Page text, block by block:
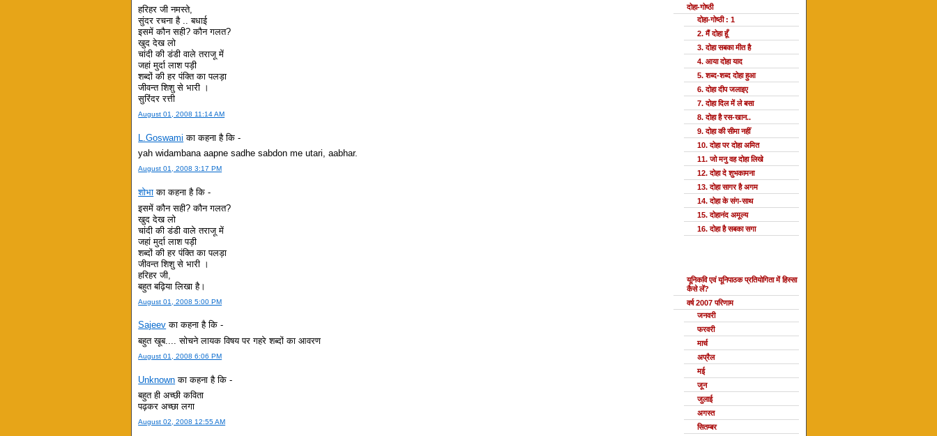
हरिहर जी नमस्ते,
सुंदर रचना है .. बधाई
इसमें कौन सही? कौन गलत?
खुद देख लो
चांदी की डंडी वाले तराजू में
जहां मुर्दा लाश पड़ी
शब्दों की हर पंक्ति का पलड़ा
जीवन्त शिशु से भारी ।
सुरिंदर रत्ती
August 01, 2008 11:14 AM
L.Goswami का कहना है कि -
yah widambana aapne sadhe sabdon me utari, aabhar.
August 01, 2008 3:17 PM
शोभा का कहना है कि -
इसमें कौन सही? कौन गलत?
खुद देख लो
चांदी की डंडी वाले तराजू में
जहां मुर्दा लाश पड़ी
शब्दों की हर पंक्ति का पलड़ा
जीवन्त शिशु से भारी ।
हरिहर जी,
बहुत बढ़िया लिखा है।
August 01, 2008 5:00 PM
Sajeev का कहना है कि -
बहुत खूब.... सोचने लायक विषय पर गहरे शब्दों का आवरण
August 01, 2008 6:06 PM
Unknown का कहना है कि -
बहुत ही अच्छी कविता
पढ़कर अच्छा लगा
August 02, 2008 12:55 AM
दोहा-गोष्ठी
दोहा-गोष्ठी : 1
2. मैं दोहा हूँ
3. दोहा सबका मीत है
4. आया दोहा याद
5. शब्द-शब्द दोहा हुआ
6. दोहा दीप जलाइए
7. दोहा दिल में ले बसा
8. दोहा है रस-खान..
9. दोहा की सीमा नहीं
10. दोहा पर दोहा अमित
11. जो मनु वह दोहा लिखे
12. दोहा दे शुभकामना
13. दोहा सागर है अगम
14. दोहा के संग-साथ
15. दोहानंद अमूल्य
16. दोहा है सबका सगा
यूनिकवि एवं यूनिपाठक प्रतियोगिता में हिस्सा
कैसे लें?
वर्ष 2007 परिणाम
जनवरी
फरवरी
मार्च
अप्रैल
मई
जून
जुलाई
अगस्त
सितम्बर